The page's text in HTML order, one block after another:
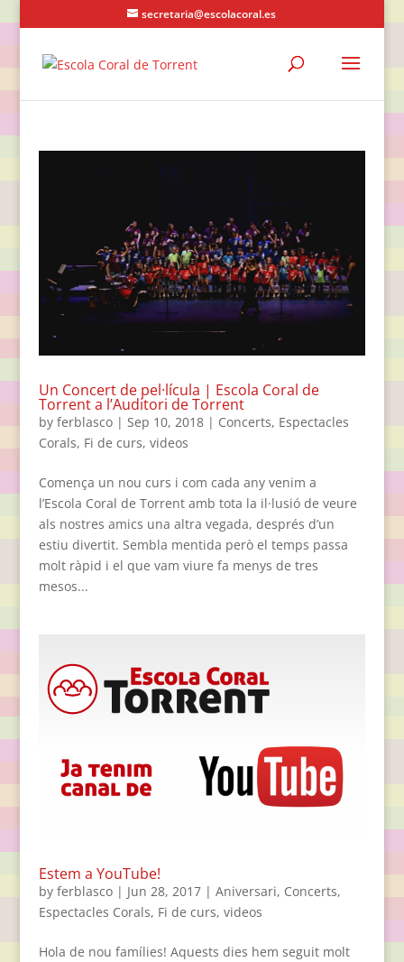
secretaria@escolacoral.es
Un Concert de pel·lícula | Escola Coral de
Torrent a l’Auditori de Torrent
by ferblasco| Sep 10, 2018| Concerts, Espectacles
Corals, Fi de curs, videos
Comença un nou curs i com cada any venim a
l’Escola Coral de Torrent amb tota la il·lusió de veure
als nostres amics una altra vegada, després d’un
estiu divertit. Sembla mentida però el temps passa
molt ràpid i el que vam viure fa menys de tres
mesos...
Estem a YouTube!
by ferblasco| Jun 28, 2017| Aniversari, Concerts,
Espectacles Corals, Fi de curs, videos
Hola de nou famílies! Aquests dies hem seguit molt